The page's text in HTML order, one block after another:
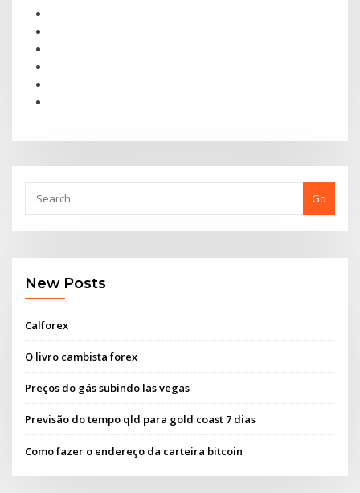
Go
New Posts
Calforex
O livro cambista forex
Preços do gás subindo las vegas
Previsão do tempo qld para gold coast 7 dias
Como fazer o endereço da carteira bitcoin